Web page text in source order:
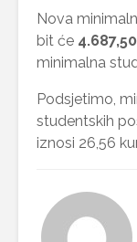
Nova
bit će
minimalna
Podsjetimo,
studentskih
iznosi 26,56